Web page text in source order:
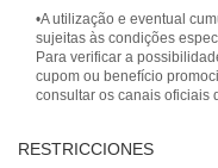
•A utilização e eventual
sujeitas às condições
Para verificar a
cupom ou benefício
consultar os canais oficiais
RESTRICCIONES